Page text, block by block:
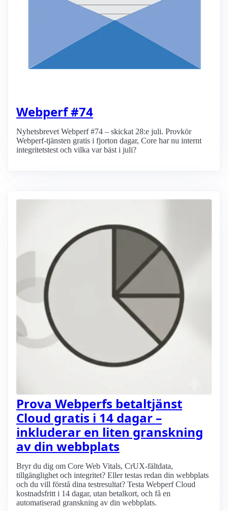
Webperf #74
Nyhetsbrevet Webperf #74 – skickat 28:e juli. Provkör
Webperf-tjänsten gratis i fjorton dagar, Core har nu internt
integritetstest och vilka var bäst i juli?
Prova Webperfs betaltjänst
Cloud gratis i 14 dagar –
inkluderar en liten granskning
av din webbplats
Bryr du dig om Core Web Vitals, CrUX-fältdata,
tillgänglighet och integritet? Eller testas redan din webbplats
och du vill förstå dina testresultat? Testa Webperf Cloud
kostnadsfritt i 14 dagar, utan betalkort, och få en
automatiserad granskning av din webbplats.